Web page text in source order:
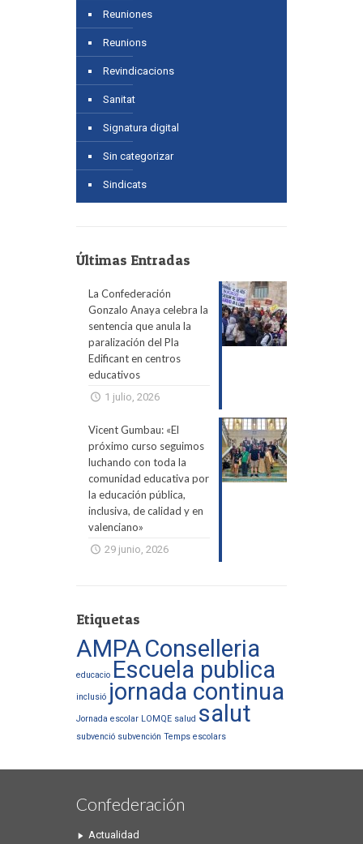
Reuniones
Reunions
Revindicacions
Sanitat
Signatura digital
Sin categorizar
Sindicats
Últimas Entradas
La Confederación
Gonzalo Anaya celebra la
sentencia que anula la
paralización del Pla
Edificant en centros
educativos
1 julio, 2026
Vicent Gumbau: «El
próximo curso seguimos
luchando con toda la
comunidad educativa por
la educación pública,
inclusiva, de calidad y en
valenciano»
29 junio, 2026
Etiquetas
AMPAConselleria
educacio Escuela publica
inclusió jornada continua
Jornada escolar LOMQE salud salut
subvenció subvención Temps escolars
Confederación
Actualidad